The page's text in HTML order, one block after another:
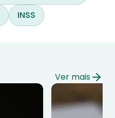
INSS
Ver mais